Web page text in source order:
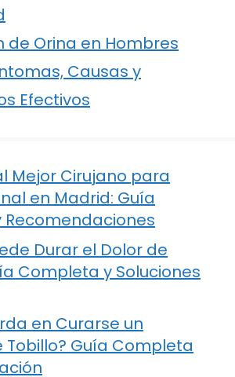
de Orina en Hombres
Causas y
Efectivos
Mejor Cirujano para
en Madrid: Guía
Durar el Dolor de
Completa y Soluciones
en Curarse un
Tobillo? Guía Completa